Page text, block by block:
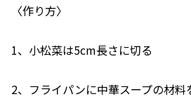
〈作り方〉
1、小松菜は5cm長さに切る
2、フライパンに中華スープの材